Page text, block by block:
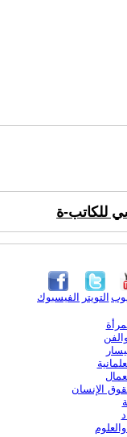
للكاتب-ة
الفيسبوك التويتر
الإنسان